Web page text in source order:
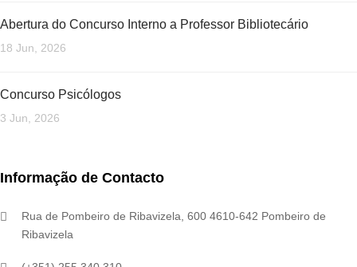
Abertura do Concurso Interno a Professor Bibliotecário
18 Jun, 2026
Concurso Psicólogos
3 Jun, 2026
Informação de Contacto
Rua de Pombeiro de Ribavizela, 600 4610-642 Pombeiro de
Ribavizela